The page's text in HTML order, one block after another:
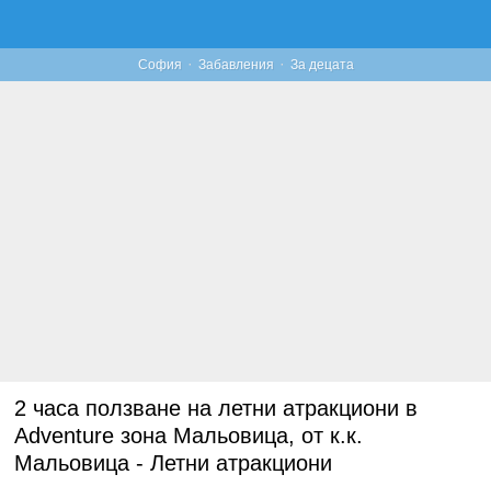
София · Забавления · За децата
2 часа ползване на летни атракциони в
Adventure зона Мальовица, от к.к.
Мальовица - Летни атракциони